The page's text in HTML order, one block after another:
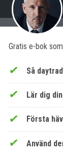
Gratis e-bok
Så
Lär dig
Första
Använd